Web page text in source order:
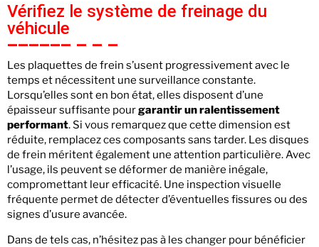
Vérifiez le système de freinage du
véhicule
Les plaquettes de frein s’usent progressivement avec le
temps et nécessitent une surveillance constante.
Lorsqu’elles sont en bon état, elles disposent d’une
épaisseur suffisante pourgarantir un ralentissement
performant. Si vous remarquez que cette dimension est
réduite, remplacez ces composants sans tarder. Les disques
de frein méritent également une attention particulière. Avec
l’usage, ils peuvent se déformer de manière inégale,
compromettant leur efficacité. Une inspection visuelle
fréquente permet de détecter d’éventuelles fissures ou des
signes d’usure avancée.
Dans de tels cas, n’hésitez pas à les changer pour bénéficier